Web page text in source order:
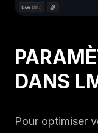
DANS
Pour optimiser